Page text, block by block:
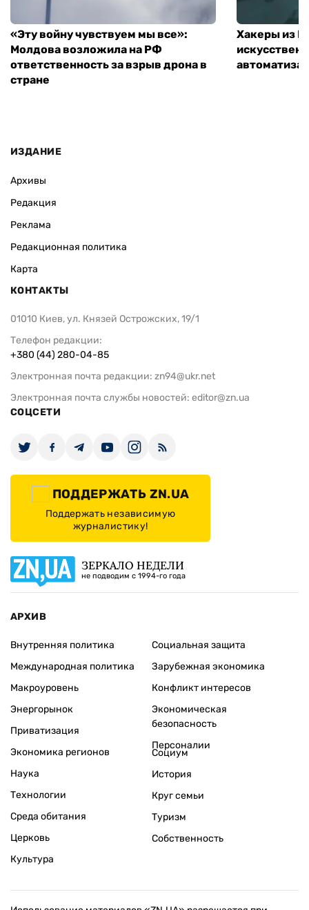
«Эту войну чувствуем мы все»:
Молдова возложила на РФ
ответственность за взрыв дрона в
стране
Хакеры из
ИЗДАНИЕ
Архивы
Редакция
Реклама
Редакционная политика
Карта
КОНТАКТЫ
01010 Киев, ул. Князей Острожских, 19/1
Телефон редакции:
+380 (44) 280-04-85
Электронная почта редакции: zn94@ukr.net
Электронная почта службы новостей: editor@zn.ua
СОЦСЕТИ
ПОДДЕРЖАТЬ ZN.UA
Поддержать независимую
журналистику!
ЗЕРКАЛО НЕДЕЛИ
не подводим с 1994-го года
АРХИВ
Внутренняя политика
Международная политика
Макроуровень
Энергорынок
Приватизация
Экономика регионов
Социальная защита
Зарубежная экономика
Конфликт интересов
Экономическая
безопасность
Персоналии
Наука
Технологии
Среда обитания
Церковь
Культура
Социум
История
Круг семьи
Туризм
Собственность